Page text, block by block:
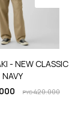
- NEW CLASSIC
NAVY
PYG420.000